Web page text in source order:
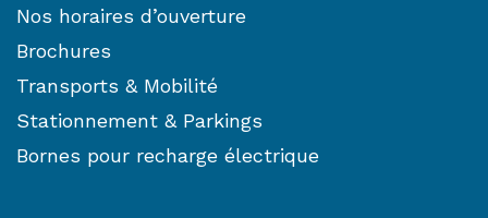
Nos horaires d’ouverture
Brochures
Transports & Mobilité
Stationnement & Parkings
Bornes pour recharge électrique